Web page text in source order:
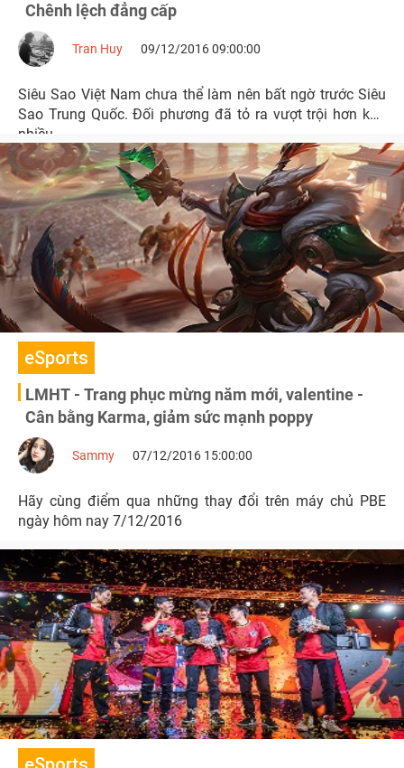
Chênh lệch đẳng cấp
Tran Huy 09/12/2016 09:00:00
Siêu Sao Việt Nam chưa thể làm nên bất ngờ trước Siêu
Sao Trung Quốc. Đối phương đã tỏ ra vượt trội hơn khá
nhiều
eSports
LMHT - Trang phục mừng năm mới, valentine -
Cân bằng Karma, giảm sức mạnh poppy
Sammy 07/12/2016 15:00:00
Hãy cùng điểm qua những thay đổi trên máy chủ PBE
ngày hôm nay 7/12/2016